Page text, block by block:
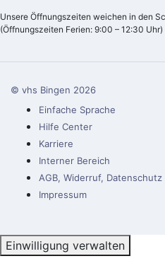
Unsere Öffnungszeiten weichen in den
(Öffnungszeiten Ferien: 9:00 – 12:30 Uhr)
© vhs Bingen 2026
Einfache Sprache
Hilfe Center
Karriere
Interner Bereich
AGB, Widerruf, Datenschutz
Impressum
Einwilligung verwalten